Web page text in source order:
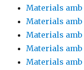
Materials amb
Materials amb
Materials amb
Materials amb
Materials amb